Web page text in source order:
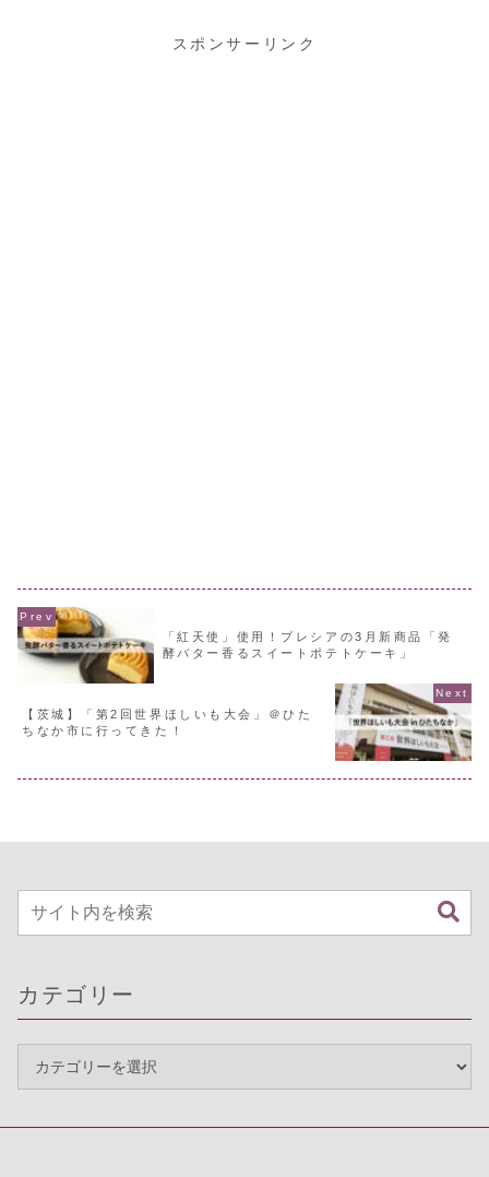
スポンサーリンク
「紅天使」使用！プレシアの3月新商品「発
酵バター香るスイートポテトケーキ」
【茨城】「第2回世界ほしいも大会」＠ひた
ちなか市に行ってきた！
カテゴリー